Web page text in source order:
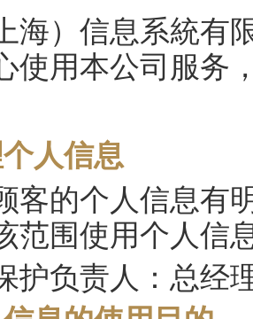
海）信息系統有
使用本公司服务
人信息
客的个人信息有
范围使用个人信
护负责人：总经